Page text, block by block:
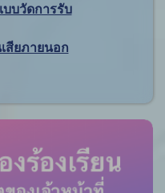
บวัดการรับ
สียภายนอก